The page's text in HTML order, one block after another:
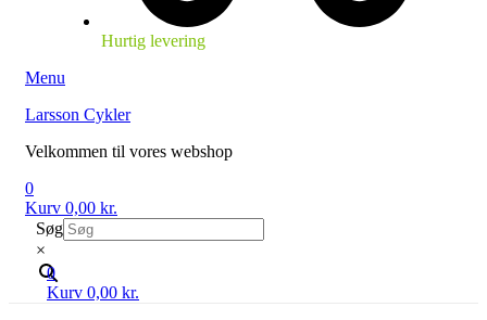
Hurtig levering
Menu
Larsson Cykler
Velkommen til vores webshop
0
Kurv 0,00 kr.
Søg
×
0
Kurv 0,00 kr.